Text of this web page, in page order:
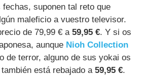
fechas, suponen tal reto que
maleficio a vuestro televisor.
de 79,99 € a59,95 €. Y si os
aunque Nioh Collection
de terror, alguno de sus yokai os
está rebajado a59,95 €.